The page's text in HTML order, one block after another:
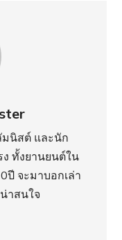
นิสต์ และนัก
ทั้งยานยนต์ใน
ปี จะมาบอกเล่า
าสนใจ